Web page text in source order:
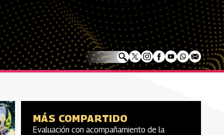
MÁS COMPARTIDO
Evaluación con acompañamiento de la